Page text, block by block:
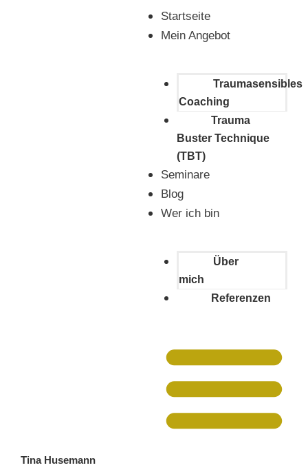
Tina Husemann
Startseite
Mein Angebot
Traumasensibles
Coaching
Trauma
Buster Technique
(TBT)
Seminare
Blog
Wer ich bin
Über
mich
Referenzen